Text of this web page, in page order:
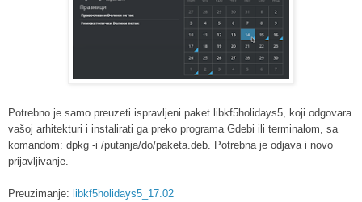
Potrebno je samo preuzeti ispravljeni paket libkf5holidays5, koji odgovara
vašoj arhitekturi i instalirati ga preko programa Gdebi ili terminalom, sa
komandom: dpkg -i /putanja/do/paketa.deb. Potrebna je odjava i novo
prijavljivanje.
Preuzimanje: libkf5holidays5_17.02